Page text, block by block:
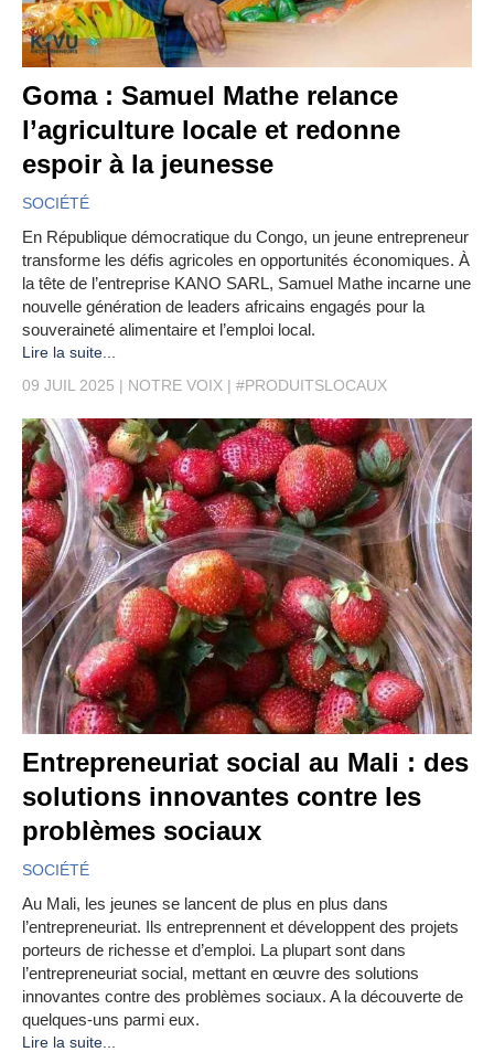
Goma : Samuel Mathe relance
l’agriculture locale et redonne
espoir à la jeunesse
SOCIÉTÉ
En République démocratique du Congo, un jeune entrepreneur
transforme les défis agricoles en opportunités économiques. À
la tête de l’entreprise KANO SARL, Samuel Mathe incarne une
nouvelle génération de leaders africains engagés pour la
souveraineté alimentaire et l’emploi local.
Lire la suite...
09 JUIL 2025
NOTRE VOIX #PRODUITSLOCAUX
Entrepreneuriat social au Mali : des
solutions innovantes contre les
problèmes sociaux
SOCIÉTÉ
Au Mali, les jeunes se lancent de plus en plus dans
l’entrepreneuriat. Ils entreprennent et développent des projets
porteurs de richesse et d’emploi. La plupart sont dans
l’entrepreneuriat social, mettant en œuvre des solutions
innovantes contre des problèmes sociaux. A la découverte de
quelques-uns parmi eux.
Lire la suite...